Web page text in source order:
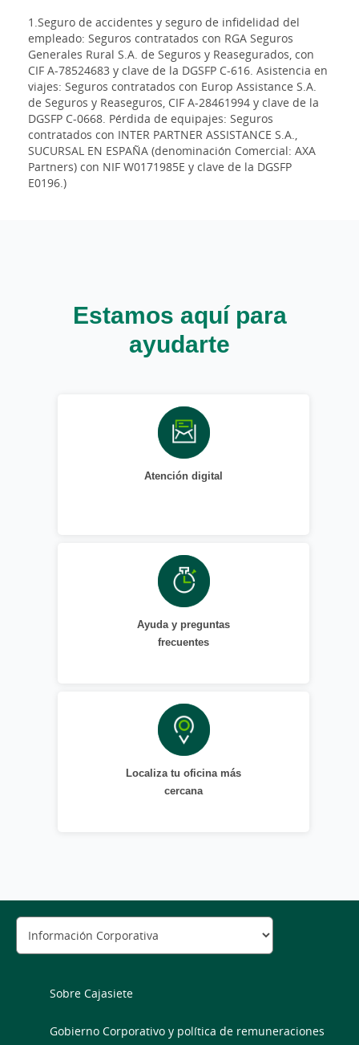
1.Seguro de accidentes y seguro de infidelidad del
empleado: Seguros contratados con RGA Seguros
Generales Rural S.A. de Seguros y Reasegurados, con
CIF A-78524683 y clave de la DGSFP C-616. Asistencia en
viajes: Seguros contratados con Europ Assistance S.A.
de Seguros y Reaseguros, CIF A-28461994 y clave de la
DGSFP C-0668. Pérdida de equipajes: Seguros
contratados con INTER PARTNER ASSISTANCE S.A.,
SUCURSAL EN ESPAÑA (denominación Comercial: AXA
Partners) con NIF W0171985E y clave de la DGSFP
E0196.)
Estamos aquí para
ayudarte
Atención digital
Ayuda y preguntas
frecuentes
Localiza tu oficina más
cercana
Sobre Cajasiete
Gobierno Corporativo y política de remuneraciones